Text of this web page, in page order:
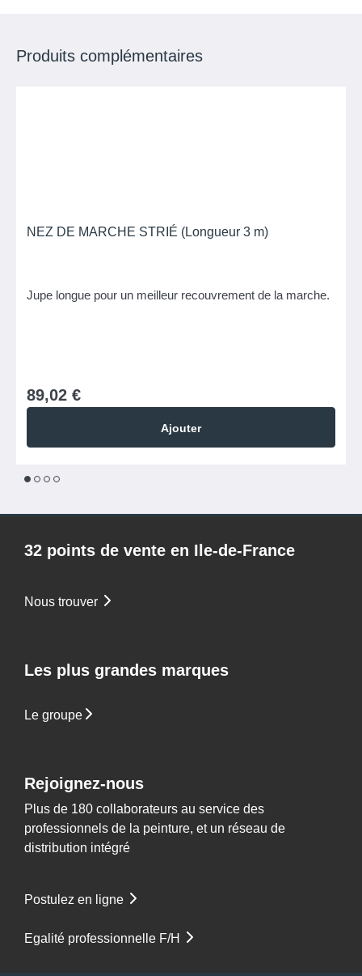
Produits complémentaires
NEZ DE MARCHE STRIÉ (Longueur 3 m)
Jupe longue pour un meilleur recouvrement de la marche.
89,02 €
Ajouter
1 2 3
32 points de vente en Ile-de-France
Nous trouver
Les plus grandes marques
Le groupe
Rejoignez-nous
Plus de 180 collaborateurs au service des
professionnels de la peinture, et un réseau de
distribution intégré
Postulez en ligne
Egalité professionnelle F/H